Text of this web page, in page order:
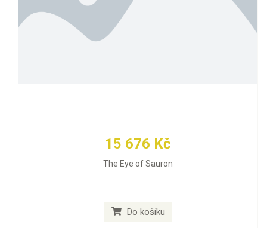
15 676 Kč
The Eye of Sauron
Do košíku